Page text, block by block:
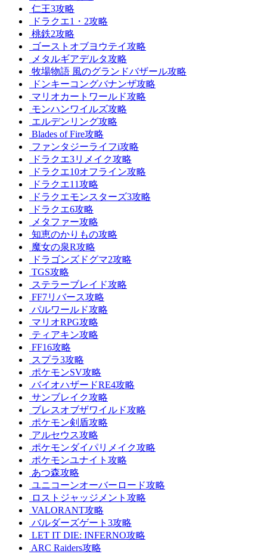
仁王3攻略
ドラクエ1・2攻略
桃鉄2攻略
ゴーストオブヨウテイ攻略
メタルギアデルタ攻略
牧場物語 風のグランドバザール攻略
ドンキーコングバナンザ攻略
マリオカートワールド攻略
モンハンワイルズ攻略
エルデンリング攻略
Blades of Fire攻略
ファンタジーライフi攻略
ドラクエ3リメイク攻略
ドラクエ10オフライン攻略
ドラクエ11攻略
ドラクエモンスターズ3攻略
ドラクエ6攻略
メタファー攻略
知恵のかりもの攻略
魔女の泉R攻略
ドラゴンズドグマ2攻略
TGS攻略
ステラーブレイド攻略
FF7リバース攻略
パルワールド攻略
マリオRPG攻略
ティアキン攻略
FF16攻略
スプラ3攻略
ポケモンSV攻略
バイオハザードRE4攻略
サンブレイク攻略
ブレスオブザワイルド攻略
ポケモン剣盾攻略
アルセウス攻略
ポケモンダイパリメイク攻略
ポケモンユナイト攻略
あつ森攻略
ユニコーンオーバーロード攻略
ロストジャッジメント攻略
VALORANT攻略
バルダーズゲート3攻略
LET IT DIE: INFERNO攻略
ARC Raiders攻略